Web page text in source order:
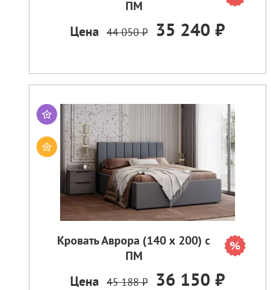
ПМ
Цена 44 050 ₽ 35 240 ₽
Кровать Аврора (140 х 200) с
ПМ
Цена 45 188 ₽ 36 150 ₽